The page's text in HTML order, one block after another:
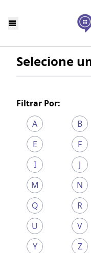
Selecione
Filtrar Por:
A
B
E
F
I
J
M
N
Q
R
U
V
Y
Z